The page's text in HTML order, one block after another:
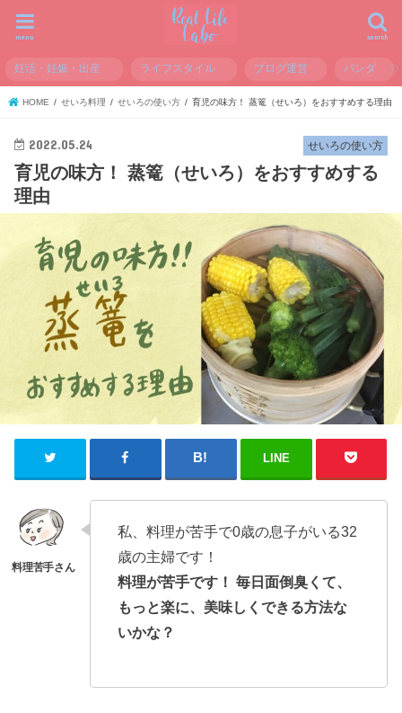
search
menu
妊活・妊娠・出産 ライフスタイル ブログ運営 パンダ
HOME せいろ料理 せいろの使い方 育児の味方！ 蒸篭（せいろ）をおすすめする理由
せいろの使い方
2022.05.24
育児の味方！ 蒸篭（せいろ）をおすすめする
理由
LINE
私、料理が苦手で0歳の息子がいる32
歳の主婦です！
料理が苦手です！ 毎日面倒臭くて、
もっと楽に、美味しくできる方法な
いかな？